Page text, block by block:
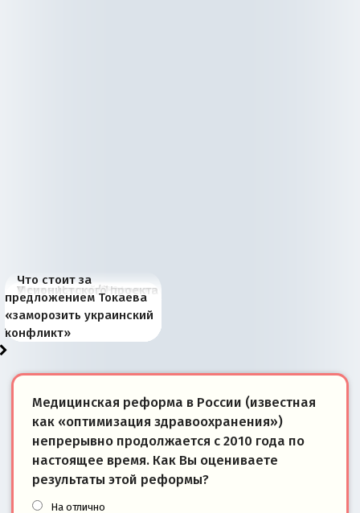
В России назрели
перемены: 15 шагов к
суверенной экономике
Миграционный пожар
Европы
Россия начинает
сбрасывать балласт
Анкориджа
Россия зимой 1904
года: первые уступки во
внутренней политике
Русская нация вчера и
сегодня
Почему правый крах в
Варшаве не поможет её
отношениям с Россией?
Место Науру / Науэро в
современной истории
Южной Осетии
У сионистского проекта
появилось украинское
измерение
Что стоит за
предложением Токаева
«заморозить украинский
конфликт»
Медицинская реформа в России (известная
как «оптимизация здравоохранения»)
непрерывно продолжается с 2010 года по
настоящее время. Как Вы оцениваете
результаты этой реформы?
На отлично